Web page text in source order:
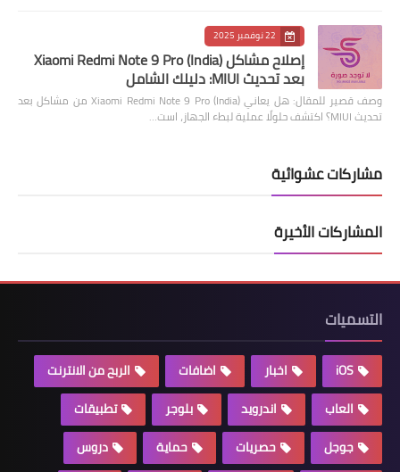
22 نوفمبر 2025
إصلاح مشاكل Xiaomi Redmi Note 9 Pro (India)
بعد تحديث MIUI: دليلك الشامل
وصف قصير للمقال: هل يعاني Xiaomi Redmi Note 9 Pro (India) من مشاكل بعد
تحديث MIUI؟ اكتشف حلولًا عملية لبطء الجهاز، است…
مشاركات عشوائية
المشاركات الأخيرة
التسميات
iOS اخبار اضافات
الربح من الانترنت
العاب
اندرويد بلوجر
تطبيقات
جوجل
حصريات حماية
دروس